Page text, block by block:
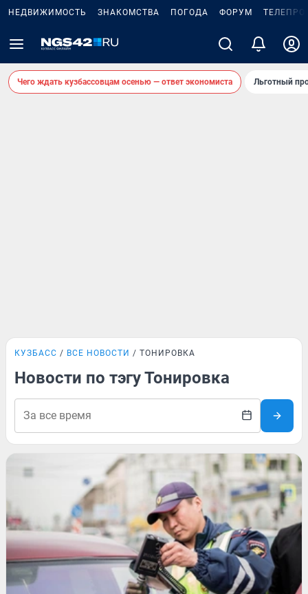
НЕДВИЖИМОСТЬ ЗНАКОМСТВА ПОГОДА ФОРУМ
Чего ждать кузбассовцам осенью — ответ экономиста Льготный
КУЗБАСС ВСЕ НОВОСТИ ТОНИРОВКА
Новости по тэгу Тонировка